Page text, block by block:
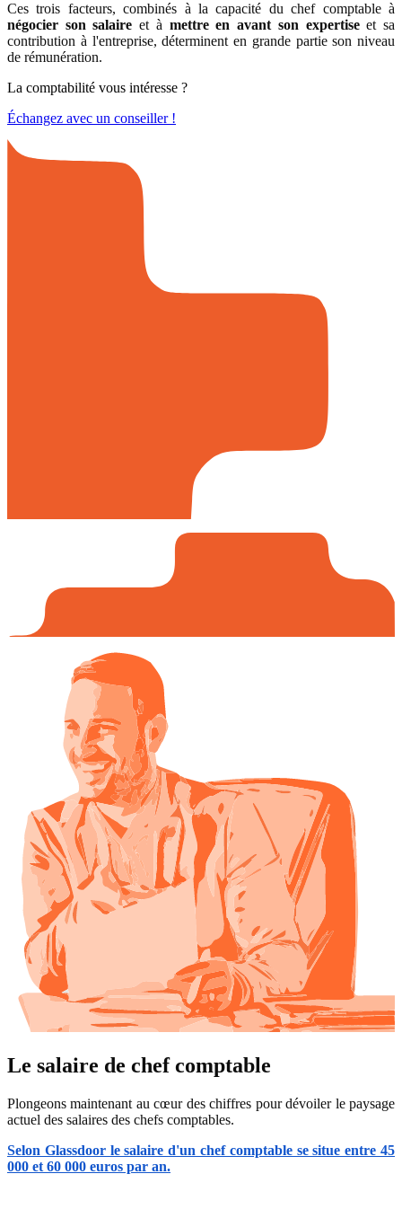
Ces trois facteurs, combinés à la capacité du chef comptable à
négocier son salaireet à mettre en avant son expertiseet sa
contribution à l'entreprise, déterminent en grande partie son niveau
de rémunération.
La comptabilité vous intéresse ?
Échangez avec un conseiller !
Le salaire de chef comptable
Plongeons maintenant au cœur des chiffres pour dévoiler le paysage
actuel des salaires des chefs comptables.
Selon Glassdoor le salaire d'un chef comptable se situe entre 45
000 et 60 000 euros par an.